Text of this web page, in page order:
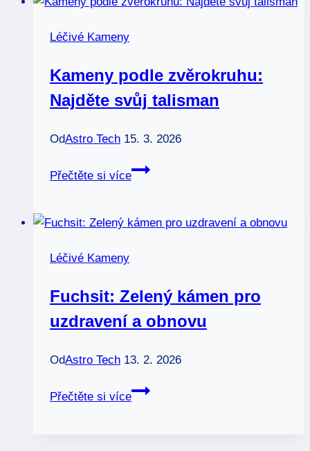
emocionální
Léčivé Kameny
Kameny podle zvěrokruhu:
Najděte svůj talisman
OdAstro Tech 15. 3. 2026
Přečtěte si více
Kameny
Najděte
Léčivé Kameny
Fuchsit: Zelený kámen pro
uzdravení a obnovu
OdAstro Tech 13. 2. 2026
Přečtěte si více
Fuchsit: